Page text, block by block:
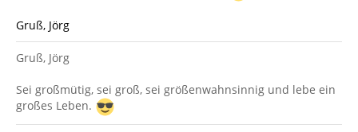
Gruß, Jörg
Gruß, Jörg
Sei großmütig, sei groß, sei größenwahnsinnig und lebe ein
großes Leben.